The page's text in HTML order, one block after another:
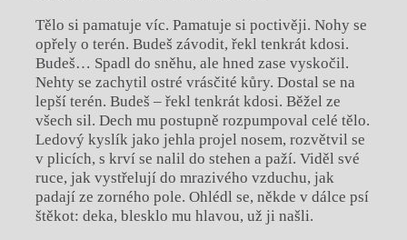
Tělo si pamatuje víc. Pamatuje si poctivěji. Nohy se
opřely o terén. Budeš závodit, řekl tenkrát kdosi.
Budeš… Spadl do sněhu, ale hned zase vyskočil.
Nehty se zachytil ostré vrásčité kůry. Dostal se na
lepší terén. Budeš – řekl tenkrát kdosi. Běžel ze
všech sil. Dech mu postupně rozpumpoval celé tělo.
Ledový kyslík jako jehla projel nosem, rozvětvil se
v plicích, s krví se nalil do stehen a paží. Viděl své
ruce, jak vystřelují do mrazivého vzduchu, jak
padají ze zorného pole. Ohlédl se, někde v dálce psí
štěkot: deka, blesklo mu hlavou, už ji našli.